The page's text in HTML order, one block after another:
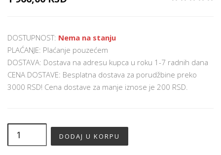
DOSTUPNOST: Nema na stanju
PLAĆANJE: Plaćanje pouzećem
DOSTAVA: Dostava na adresu kupca u roku 1-7 radnih dana
CENA DOSTAVE: Besplatna dostava za porudžbine preko
3000 RSD! Cena dostave za manje iznose je 200 RSD.